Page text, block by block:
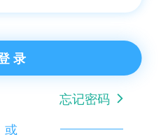
登 录
忘记密码
或